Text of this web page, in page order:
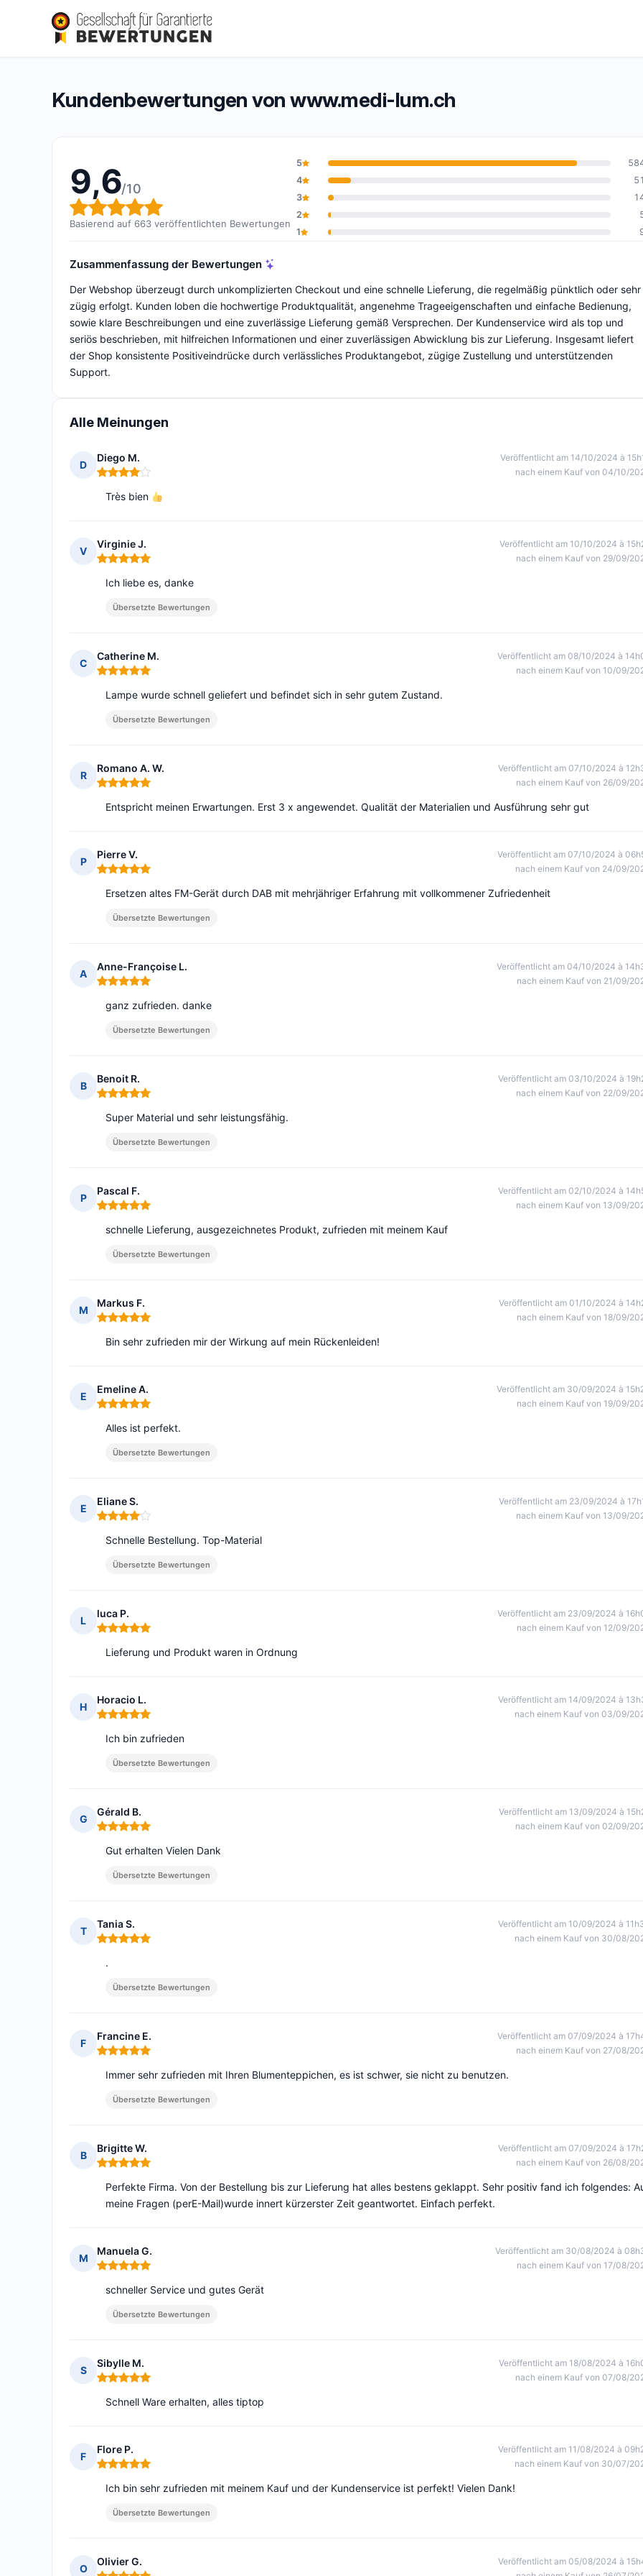
www.medi-lum.ch
Gesamtbewertung: 9,6 von 10
9,6/10(663 Bewertungen)
Kundenbewertungen von www.medi-lum.ch
9,6/10
Gesamtbewertung: 9,6 von 10
Basierend auf 663 veröffentlichten Bewertungen
5
4
51
3
2
1
Zusammenfassung der Bewertungen
Der Webshop überzeugt durch unkomplizierten Checkout und eine schnelle Lieferung, die regelmäßig pünktlich oder sehr
zügig erfolgt. Kunden loben die hochwertige Produktqualität, angenehme Trageeigenschaften und einfache Bedienung,
sowie klare Beschreibungen und eine zuverlässige Lieferung gemäß Versprechen. Der Kundenservice wird als top und
seriös beschrieben, mit hilfreichen Informationen und einer zuverlässigen Abwicklung bis zur Lieferung. Insgesamt liefert
der Shop konsistente Positiveindrücke durch verlässliches Produktangebot, zügige Zustellung und unterstützenden
Support.
Alle Meinungen
D
Diego M.
Hinweis: 4 von 5
Veröffentlicht am 14/10/2024 à
nach einem Kauf von 04/10/
Très bien
V
Virginie J.
Hinweis: 5 von 5
Veröffentlicht am 10/10/2024 à
nach einem Kauf von 29/09/
Ich liebe es, danke
Übersetzte Bewertungen
C
Catherine M.
Hinweis: 5 von 5
Veröffentlicht am 08/10/2024 à
nach einem Kauf von 10/09/
Lampe wurde schnell geliefert und befindet sich in sehr gutem Zustand.
Übersetzte Bewertungen
R
Romano A. W.
Hinweis: 5 von 5
Veröffentlicht am 07/10/2024 à
nach einem Kauf von 26/09/
Entspricht meinen Erwartungen. Erst 3 x angewendet. Qualität der Materialien und Ausführung sehr gut
P
Pierre V.
Hinweis: 5 von 5
Veröffentlicht am 07/10/2024 à
nach einem Kauf von 24/09/
Ersetzen altes FM-Gerät durch DAB mit mehrjähriger Erfahrung mit vollkommener Zufriedenheit
Übersetzte Bewertungen
A
Anne-Françoise L.
Hinweis: 5 von 5
Veröffentlicht am 04/10/2024 à
nach einem Kauf von 21/09/
ganz zufrieden. danke
Übersetzte Bewertungen
B
Benoit R.
Hinweis: 5 von 5
Veröffentlicht am 03/10/2024 à
nach einem Kauf von 22/09/
Super Material und sehr leistungsfähig.
Übersetzte Bewertungen
P
Pascal F.
Hinweis: 5 von 5
Veröffentlicht am 02/10/2024 à
nach einem Kauf von 13/09/
schnelle Lieferung, ausgezeichnetes Produkt, zufrieden mit meinem Kauf
Übersetzte Bewertungen
M
Markus F.
Hinweis: 5 von 5
Veröffentlicht am 01/10/2024 à
nach einem Kauf von 18/09/
Bin sehr zufrieden mir der Wirkung auf mein Rückenleiden!
E
Emeline A.
Hinweis: 5 von 5
Veröffentlicht am 30/09/2024 à
nach einem Kauf von 19/09/
Alles ist perfekt.
Übersetzte Bewertungen
E
Eliane S.
Hinweis: 4 von 5
Veröffentlicht am 23/09/2024 à
nach einem Kauf von 13/09/
Schnelle Bestellung. Top-Material
Übersetzte Bewertungen
L
luca P.
Hinweis: 5 von 5
Veröffentlicht am 23/09/2024 à
nach einem Kauf von 12/09/
Lieferung und Produkt waren in Ordnung
H
Horacio L.
Hinweis: 5 von 5
Veröffentlicht am 14/09/2024 à
nach einem Kauf von 03/09/
Ich bin zufrieden
Übersetzte Bewertungen
G
Gérald B.
Hinweis: 5 von 5
Veröffentlicht am 13/09/2024 à
nach einem Kauf von 02/09/
Gut erhalten Vielen Dank
Übersetzte Bewertungen
T
Tania S.
Hinweis: 5 von 5
Veröffentlicht am 10/09/2024 à
nach einem Kauf von 30/08/
.
Übersetzte Bewertungen
F
Francine E.
Hinweis: 5 von 5
Veröffentlicht am 07/09/2024 à
nach einem Kauf von 27/08/
Immer sehr zufrieden mit Ihren Blumenteppichen, es ist schwer, sie nicht zu benutzen.
Übersetzte Bewertungen
B
Brigitte W.
Hinweis: 5 von 5
Veröffentlicht am 07/09/2024 à
nach einem Kauf von 26/08/
Perfekte Firma. Von der Bestellung bis zur Lieferung hat alles bestens geklappt. Sehr positiv fand ich folgendes:
meine Fragen (perE-Mail)wurde innert kürzerster Zeit geantwortet. Einfach perfekt.
M
Manuela G.
Hinweis: 5 von 5
Veröffentlicht am 30/08/2024 à
nach einem Kauf von 17/08/
schneller Service und gutes Gerät
Übersetzte Bewertungen
S
Sibylle M.
Hinweis: 5 von 5
Veröffentlicht am 18/08/2024 à
nach einem Kauf von 07/08/
Schnell Ware erhalten, alles tiptop
F
Flore P.
Hinweis: 5 von 5
Veröffentlicht am 11/08/2024 à
nach einem Kauf von 30/07/
Ich bin sehr zufrieden mit meinem Kauf und der Kundenservice ist perfekt! Vielen Dank!
Übersetzte Bewertungen
O
Olivier G.
Veröffentlicht am 05/08/2024 à